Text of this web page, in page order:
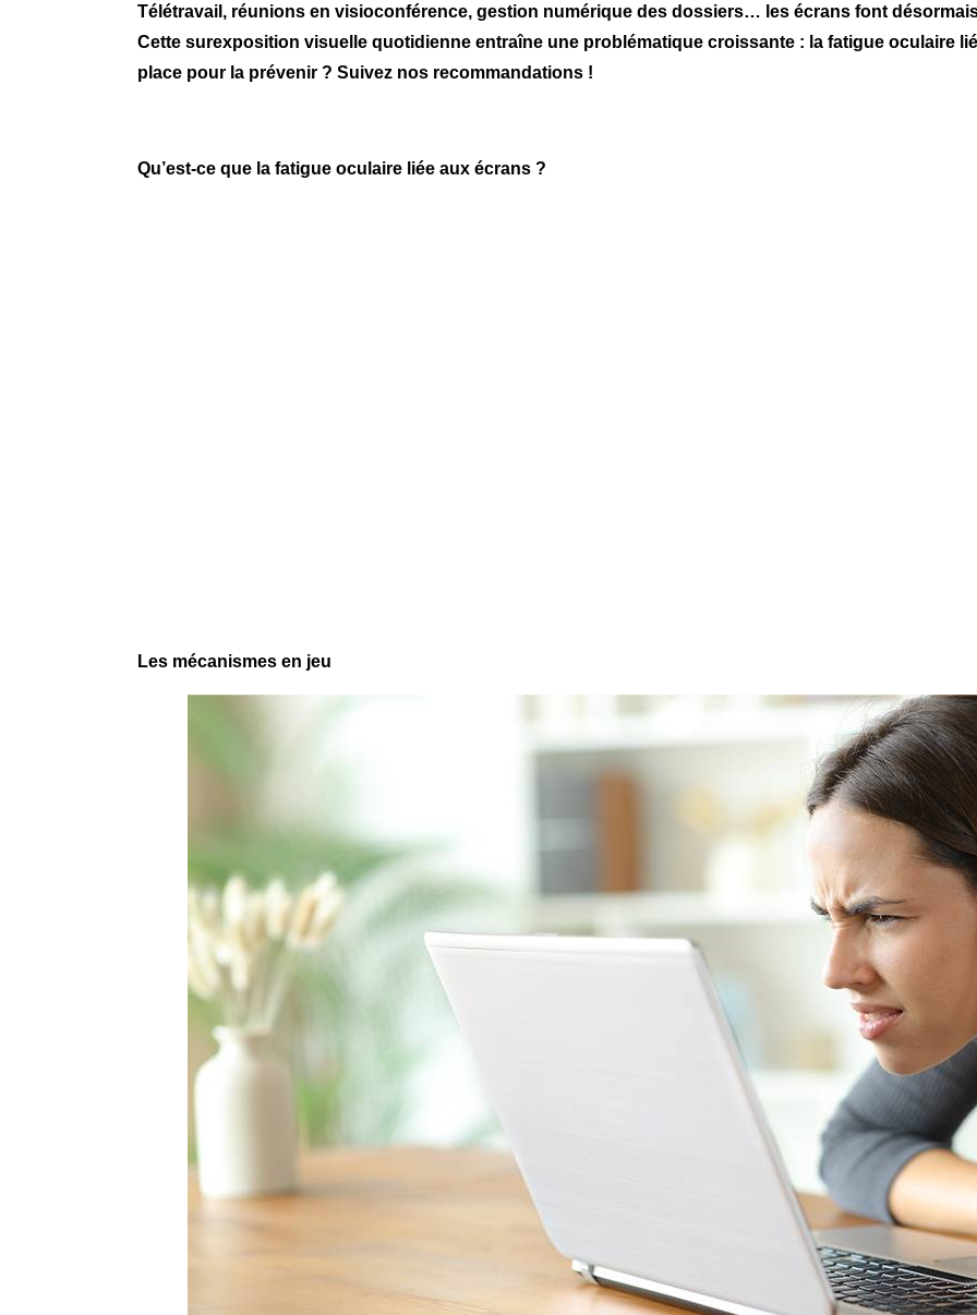
Télétravail, réunions en visioconférence, gestion numérique des dossiers… les écrans font
Cette surexposition visuelle quotidienne entraîne une problématique croissante : la fatigue oculaire
place pour la prévenir ? Suivez nos recommandations !
Qu’est-ce que la fatigue oculaire liée aux écrans ?
Les mécanismes en jeu